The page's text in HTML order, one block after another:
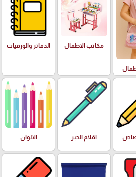
مكاتب الاطفال الدفاتر والورقيات
اقلام الحبر الالوان